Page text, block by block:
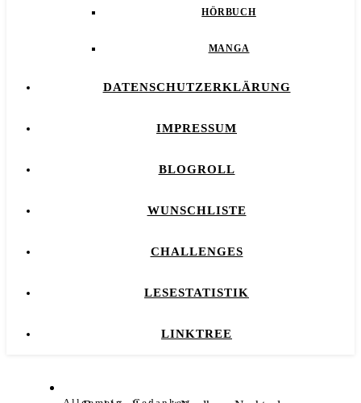
HÖRBUCH
MANGA
DATENSCHUTZERKLÄRUNG
IMPRESSUM
BLOGROLL
WUNSCHLISTE
CHALLENGES
LESESTATISTIK
LINKTREE